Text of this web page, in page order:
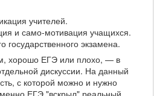
учителей.
и само-мотивация учащихся.
государственного экзамена.
хорошо ЕГЭ или плохо, — в
дискуссии. На данный
с которой можно и нужно
ЕГЭ "вскрыл" реальный